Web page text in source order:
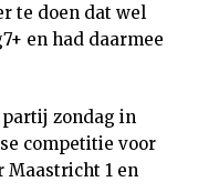
te doen dat wel
en had daarmee
zondag in
competitie voor
Maastricht 1 en